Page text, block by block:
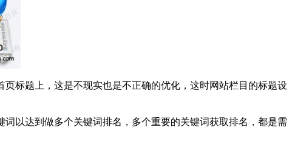
标题上，这是不现实也是不正确的优化，这时网站栏目的标题设
以达到做多个关键词排名，多个重要的关键词获取排名，都是需